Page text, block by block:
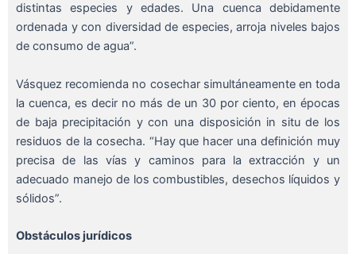
distintas especies y edades. Una cuenca debidamente
ordenada y con diversidad de especies, arroja niveles bajos
de consumo de agua”.
Vásquez recomienda no cosechar simultáneamente en toda
la cuenca, es decir no más de un 30 por ciento, en épocas
de baja precipitación y con una disposición in situ de los
residuos de la cosecha. “Hay que hacer una definición muy
precisa de las vías y caminos para la extracción y un
adecuado manejo de los combustibles, desechos líquidos y
sólidos”.
Obstáculos jurídicos